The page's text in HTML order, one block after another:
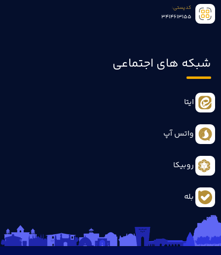
کدپستی:
3414613155
شبکه های اجتماعی
ایتا
واتس آپ
روبیکا
بله